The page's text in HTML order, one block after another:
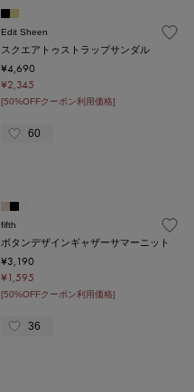
Edit Sheen
スクエアトゥストラップサンダル
¥4,690
¥2,345
[50%OFFクーポン利用価格]
60
fifth
ボタンデザインギャザーサマーニット
¥3,190
¥1,595
[50%OFFクーポン利用価格]
36